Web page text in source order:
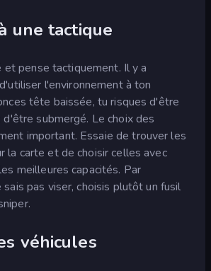
une tactique
pense tactiquement. Il y a
l'environnement à ton
tête baissée, tu risques d'être
submergé. Le choix des
important. Essaie de trouver les
la carte et de choisir celles avec
meilleures capacités. Par
pas viser, choisis plutôt un fusil
véhicules